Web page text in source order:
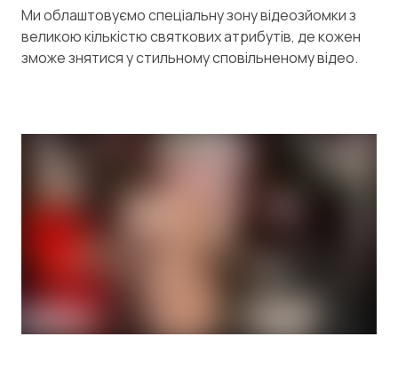
Ми облаштовуємо спеціальну зону відеозйомки з
великою кількістю святкових атрибутів, де кожен
зможе знятися у стильному сповільненому відео.